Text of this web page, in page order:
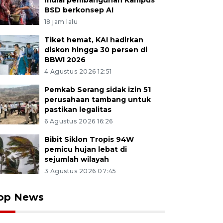
BSD berkonsep AI
18 jam lalu
Tiket hemat, KAI hadirkan
diskon hingga 30 persen di
BBWI 2026
4 Agustus 2026 12:51
Pemkab Serang sidak izin 51
perusahaan tambang untuk
pastikan legalitas
6 Agustus 2026 16:26
Bibit Siklon Tropis 94W
pemicu hujan lebat di
sejumlah wilayah
3 Agustus 2026 07:45
News